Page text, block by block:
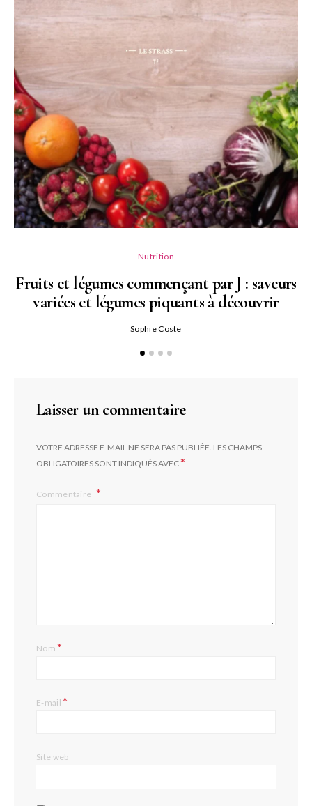
Nutrition
Fruits et légumes commençant par J : saveurs
variées et légumes piquants à découvrir
Sophie Coste
Laisser un commentaire
VOTRE ADRESSE E-MAIL NE SERA PAS PUBLIÉE. LES CHAMPS
OBLIGATOIRES SONT INDIQUÉS AVEC*
Commentaire
Nom*
E-mail*
Site web